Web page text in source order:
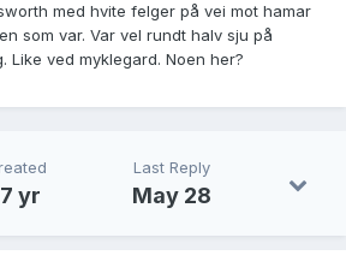
med hvite felger på vei mot hamar
som var. Var vel rundt halv sju på
Like ved myklegard. Noen her?
yr
Last Reply
May 28